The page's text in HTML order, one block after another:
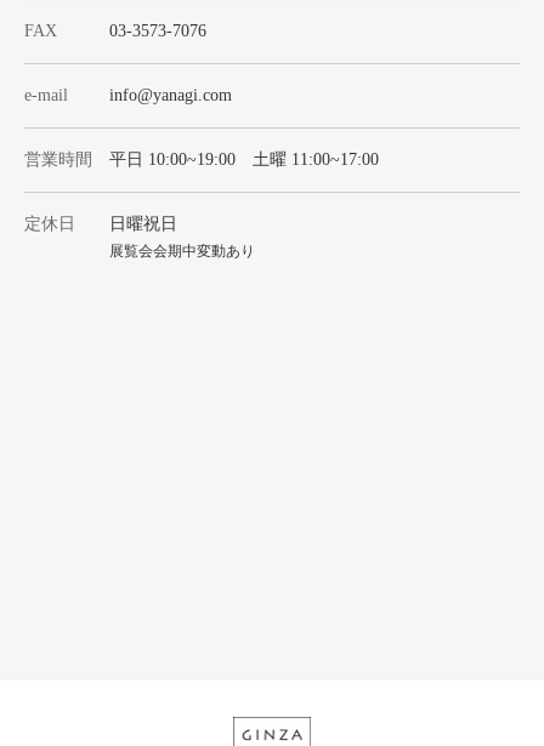
FAX 03-3573-7076
e-mail info@yanagi.com
営業時間 平日 10:00~19:00 土曜 11:00~17:00
定休日 日曜祝日
展覧会会期中変動あり